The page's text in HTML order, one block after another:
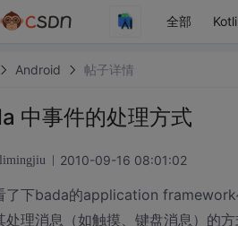
全部
Android 帖子详情
中事件的处理方式
limingjiu 2010-09-16 08:01:02
了下bada的application
处理消息（如触摸、键盘消息）的